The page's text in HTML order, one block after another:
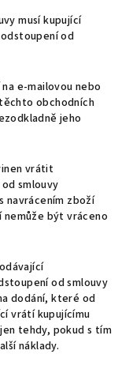
musí kupující
od
e-mailovou nebo
obchodních
jeho
vrátit
smlouvy
navrácením zboží
být vráceno
od smlouvy
dodání, které od
vrátí kupujícímu
tehdy, pokud s tím
náklady.